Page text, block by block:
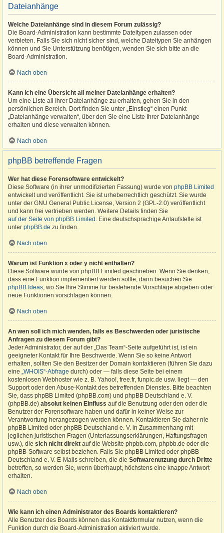
Dateianhänge
Welche Dateianhänge sind in diesem Forum zulässig?
Die Board-Administration kann bestimmte Dateitypen zulassen oder
verbieten. Falls Sie sich nicht sicher sind, welche Dateitypen Sie anhängen
können und Sie Unterstützung benötigen, wenden Sie sich bitte an die
Board-Administration.
Nach oben
Kann ich eine Übersicht all meiner Dateianhänge erhalten?
Um eine Liste all Ihrer Dateianhänge zu erhalten, gehen Sie in den
persönlichen Bereich. Dort finden Sie unter „Einstieg“ einen Punkt
„Dateianhänge verwalten“, über den Sie eine Liste Ihrer Dateianhänge
erhalten und diese verwalten können.
Nach oben
phpBB betreffende Fragen
Wer hat diese Forensoftware entwickelt?
Diese Software (in ihrer unmodifizierten Fassung) wurde von phpBB Limited
entwickelt und veröffentlicht. Sie ist urheberrechtlich geschützt. Sie wurde
unter der GNU General Public License, Version 2 (GPL-2.0) veröffentlicht
und kann frei vertrieben werden. Weitere Details finden Sie
auf der Seite von phpBB Limited . Eine deutschsprachige Anlaufstelle ist
unter phpBB.de zu finden.
Nach oben
Warum ist Funktion x oder y nicht enthalten?
Diese Software wurde von phpBB Limited geschrieben. Wenn Sie denken,
dass eine Funktion implementiert werden sollte, dann besuchen Sie
phpBB Ideas, wo Sie Ihre Stimme für bestehende Vorschläge abgeben oder
neue Funktionen vorschlagen können.
Nach oben
An wen soll ich mich wenden, falls es Beschwerden oder juristische
Anfragen zu diesem Forum gibt?
Jeder Administrator, der auf der „Das Team“-Seite aufgeführt ist, ist ein
geeigneter Kontakt für Ihre Beschwerde. Wenn Sie so keine Antwort
erhalten, sollten Sie den Besitzer der Domain kontaktieren (führen Sie dazu
eine „WHOIS“-Abfrage durch) oder — falls diese Seite bei einem
kostenlosen Webhoster wie z. B. Yahoo!, free.fr, funpic.de usw. liegt — den
Support oder den Abuse-Kontakt des betreffenden Dienstes. Bitte beachten
Sie, dass phpBB Limited (phpBB.com) und phpBB Deutschland e. V.
(phpBB.de) absolut keinen Einfluss auf die Benutzung oder den oder die
Benutzer der Forensoftware haben und dafür in keiner Weise zur
Verantwortung herangezogen werden können. Kontaktieren Sie daher nie
phpBB Limited oder phpBB Deutschland e. V. in Zusammenhang mit
jeglichen juristischen Fragen (Unterlassungserklärungen, Haftungsfragen
usw.), die sich nicht direkt auf die Website phpbb.com, phpbb.de oder die
phpBB-Software selbst beziehen. Falls Sie phpBB Limited oder phpBB
Deutschland e. V. E-Mails schreiben, die die Softwarenutzung durch Dritte
betreffen, so werden Sie, wenn überhaupt, höchstens eine knappe Antwort
erhalten.
Nach oben
Wie kann ich einen Administrator des Boards kontaktieren?
Alle Benutzer des Boards können das Kontaktformular nutzen, wenn die
Funktion durch die Board-Administration aktiviert wurde.